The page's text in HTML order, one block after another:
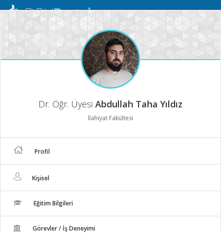
Mobil
Dr. Öğr. Üyesi Abdullah Taha Yıldız
İlahiyat Fakültesi
Profil
Kişisel
Eğitim Bilgileri
Görevler / İş Deneyimi